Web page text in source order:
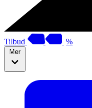
Tilbud %
Mer